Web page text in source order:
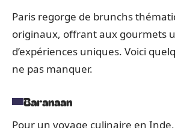
Paris regorge de brunchs
originaux, offrant aux gourmets
d’expériences uniques. Voici
ne pas manquer.
Baranaan
Pour un voyage culinaire en Inde,